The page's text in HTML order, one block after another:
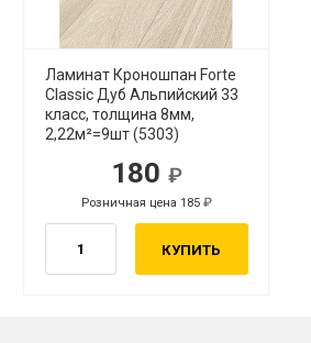
Ламинат Кроношпан Forte
Classic Дуб Альпийский 33
класс, толщина 8мм,
2,22м²=9шт (5303)
180
Розничная цена 185
КУПИТЬ